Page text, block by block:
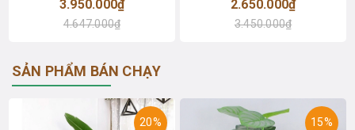
3.950.000₫
4.647.000₫
2.650.000₫
3.450.000₫
SẢN PHẨM BÁN CHẠY
20% 15%